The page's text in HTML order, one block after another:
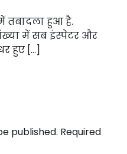
तबादला हुआ है.
में सब इंस्पेटर और
हुए […]
published. Required